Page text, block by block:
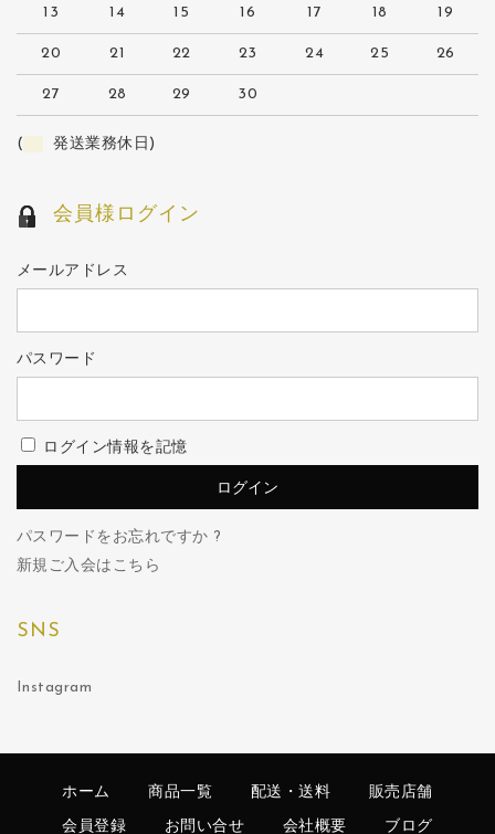
13 14 15 16 17 18 19
20 21 22 23 24 25 26
27 28 29 30
( 発送業務休日)
会員様ログイン
メールアドレス
パスワード
ログイン情報を記憶
パスワードをお忘れですか ?
新規ご入会はこちら
SNS
Instagram
ホーム 商品一覧 配送・送料 販売店舗
会員登録 お問い合せ 会社概要 ブログ